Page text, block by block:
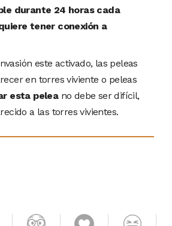
durante 24 horas cada
tener conexión a
este activado, las peleas
en torres viviente o peleas
esta peleano debe ser difícil,
a las torres vivientes.